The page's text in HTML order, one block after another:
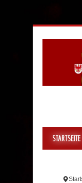
STARTSEITE